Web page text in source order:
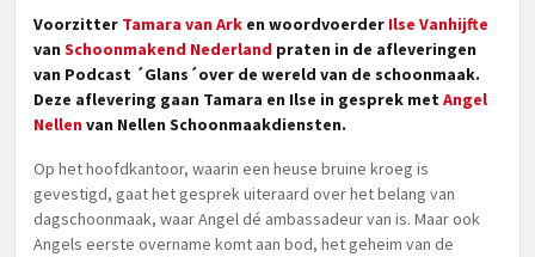
Voorzitter Tamara van Ark en woordvoerder Ilse Vanhijfte
van Schoonmakend Nederland praten in de afleveringen
van Podcast ´Glans´over de wereld van de schoonmaak.
Deze aflevering gaan Tamara en Ilse in gesprek met Angel
Nellenvan Nellen Schoonmaakdiensten.
Op het hoofdkantoor, waarin een heuse bruine kroeg is
gevestigd, gaat het gesprek uiteraard over het belang van
dagschoonmaak, waar Angel dé ambassadeur van is. Maar ook
Angels eerste overname komt aan bod, het geheim van de